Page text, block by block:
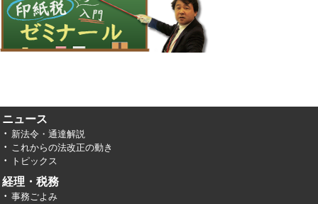
ニュース
新法令・通達解説
これからの法改正の動き
トピックス
経理・税務
事務ごよみ